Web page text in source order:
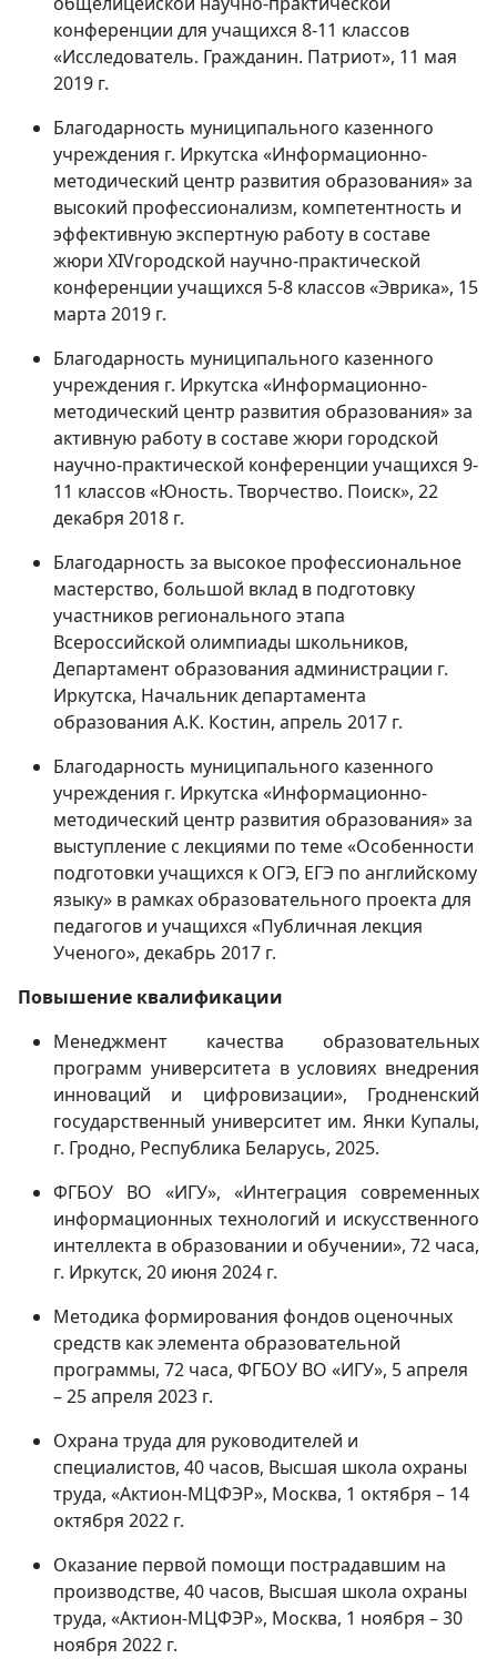
конференции для учащихся 8-11 классов
«Исследователь. Гражданин. Патриот», 11 мая
2019 г.
Благодарность муниципального казенного
учреждения г. Иркутска «Информационно-
методический центр развития образования» за
высокий профессионализм, компетентность и
эффективную экспертную работу в составе
жюри ХIVгородской научно-практической
конференции учащихся 5-8 классов «Эврика», 15
марта 2019 г.
Благодарность муниципального казенного
учреждения г. Иркутска «Информационно-
методический центр развития образования» за
активную работу в составе жюри городской
научно-практической конференции учащихся 9-
11 классов «Юность. Творчество. Поиск», 22
декабря 2018 г.
Благодарность за высокое профессиональное
мастерство, большой вклад в подготовку
участников регионального этапа
Всероссийской олимпиады школьников,
Департамент образования администрации г.
Иркутска, Начальник департамента
образования А.К. Костин, апрель 2017 г.
Благодарность муниципального казенного
учреждения г. Иркутска «Информационно-
методический центр развития образования» за
выступление с лекциями по теме «Особенности
подготовки учащихся к ОГЭ, ЕГЭ по английскому
языку» в рамках образовательного проекта для
педагогов и учащихся «Публичная лекция
Ученого», декабрь 2017 г.
Повышение квалификации
Менеджмент качества образовательных
программ университета в условиях внедрения
инноваций и цифровизации», Гродненский
государственный университет им. Янки Купалы,
г. Гродно, Республика Беларусь, 2025.
ФГБОУ ВО «ИГУ», «Интеграция современных
информационных технологий и искусственного
интеллекта в образовании и обучении», 72 часа,
г. Иркутск, 20 июня 2024 г.
Методика формирования фондов оценочных
средств как элемента образовательной
программы, 72 часа, ФГБОУ ВО «ИГУ», 5 апреля
– 25 апреля 2023 г.
Охрана труда для руководителей и
специалистов, 40 часов, Высшая школа охраны
труда, «Актион-МЦФЭР», Москва, 1 октября – 14
октября 2022 г.
Оказание первой помощи пострадавшим на
производстве, 40 часов, Высшая школа охраны
труда, «Актион-МЦФЭР», Москва, 1 ноября – 30
ноября 2022 г.